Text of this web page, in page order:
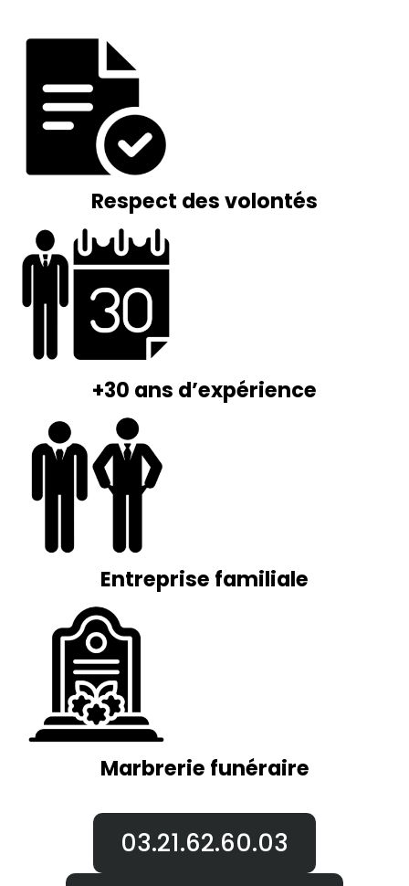
Respect des volontés
+30 ans d’expérience
Entreprise familiale
Marbrerie funéraire
03.21.62.60.03